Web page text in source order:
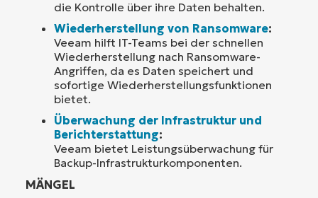
die Kontrolle über ihre Daten behalten.
Wiederherstellung von Ransomware:
Veeam hilft IT-Teams bei der schnellen
Wiederherstellung nach Ransomware-
Angriffen, da es Daten speichert und
sofortige Wiederherstellungsfunktionen
bietet.
Überwachung der Infrastruktur und
Berichterstattung:
Veeam bietet Leistungsüberwachung für
Backup-Infrastrukturkomponenten.
MÄNGEL